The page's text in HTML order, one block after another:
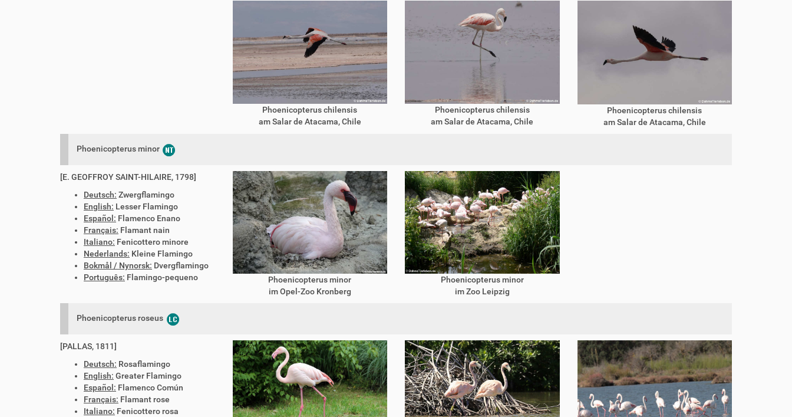
Phoenicopterus chilensis
am Salar de Atacama, Chile
Phoenicopterus chilensis
am Salar de Atacama, Chile
Phoenicopterus chilensis
am Salar de Atacama, Chile
Phoenicopterus minor
[E. GEOFFROY SAINT-HILAIRE, 1798]
Deutsch: Zwergflamingo
English: Lesser Flamingo
Español: Flamenco Enano
Français: Flamant nain
Italiano: Fenicottero minore
Nederlands: Kleine Flamingo
Bokmål / Nynorsk: Dvergflamingo
Português: Flamingo-pequeno
Phoenicopterus minor
im Opel-Zoo Kronberg
Phoenicopterus minor
im Zoo Leipzig
Phoenicopterus roseus
[PALLAS, 1811]
Deutsch: Rosaflamingo
English: Greater Flamingo
Español: Flamenco Común
Français: Flamant rose
Italiano: Fenicottero rosa